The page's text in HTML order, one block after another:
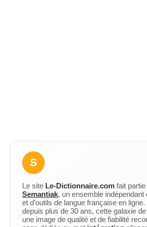
S
Le site Le-Dictionnaire.com fait
Semantiak, un ensemble indépendant
et d’outils de langue française en
depuis plus de 30 ans, cette galaxie
une image de qualité et de fiabilité